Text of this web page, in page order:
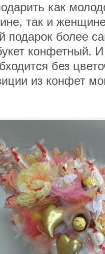
как
так и
подарок более
конфетный.
без
из конфет